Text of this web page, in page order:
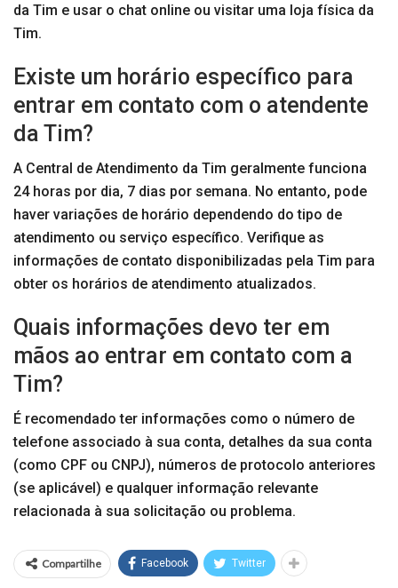
da Tim e usar o chat online ou visitar uma loja física da
Tim.
Existe um horário específico para
entrar em contato com o atendente
da Tim?
A Central de Atendimento da Tim geralmente funciona
24 horas por dia, 7 dias por semana. No entanto, pode
haver variações de horário dependendo do tipo de
atendimento ou serviço específico. Verifique as
informações de contato disponibilizadas pela Tim para
obter os horários de atendimento atualizados.
Quais informações devo ter em
mãos ao entrar em contato com a
Tim?
É recomendado ter informações como o número de
telefone associado à sua conta, detalhes da sua conta
(como CPF ou CNPJ), números de protocolo anteriores
(se aplicável) e qualquer informação relevante
relacionada à sua solicitação ou problema.
Compartilhe Facebook Twitter